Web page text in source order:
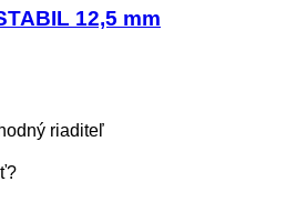
12,5 mm
riaditeľ